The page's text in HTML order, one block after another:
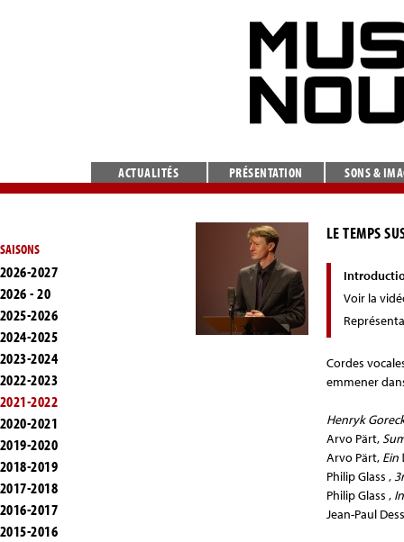
ACTUALITÉS PRÉSENTATION SONS &
SAISONS
2026-2027
2026 - 20
2025-2026
2024-2025
2023-2024
2022-2023
2021-2022
2020-2021
2019-2020
2018-2019
2017-2018
2016-2017
2015-2016
LE TEMPS
Voir la
Cordes
emmener
Henryk
Arvo Pärt,
Arvo Pärt, Ein
Philip Glass ,
Philip Glass ,
Jean-Paul